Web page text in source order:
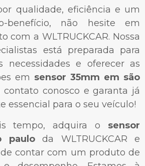
qualidade, eficiência e um
benefício, não hesite em
com a WLTRUCKCAR. Nossa
está preparada para
necessidades e oferecer as
em sensor 35mm em são
contato conosco e garanta já
essencial para o seu veículo!
tempo, adquira o sensor
pauloda WLTRUCKCAR e
contar com um produto de